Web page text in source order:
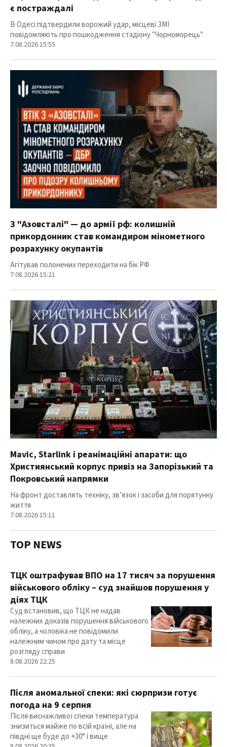
є постраждалі
В Одесі підтвердили ворожий удар, місцеві ЗМІ
повідомляють про пошкодження стадіону "Чорноморець"
7.08.2026 15:55
З "Азовсталі" — до армії рф: колишній
прикордонник став командиром мінометного
розрахунку окупантів
Агітував полонених переходити на бік РФ
7.08.2026 15:21
Mavic, Starlink і реанімаційні апарати: що
Християнський корпус привіз на Запорізький та
Покровський напрямки
На фронт доставлять техніку, зв’язок і засоби для порятунку
життя
7.08.2026 15:11
TOP NEWS
ТЦК оштрафував ВПО на 17 тисяч за порушення
військового обліку – суд знайшов порушення у
діях ТЦК
Суд встановив, що ТЦК не надав
належних доказів порушення військового
обліку, а чоловіка не повідомили
належним чином про дату та місце
розгляду справи
8.08.2026 22:25
Після аномальної спеки: які сюрпризи готує
погода на 9 серпня
Після виснажливої спеки температура
знизиться майже по всій країні, але на
півдні ще буде до +30° і вище